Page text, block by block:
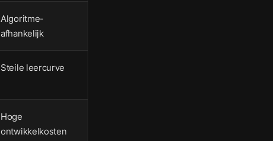
Algoritme-
afhankelijk
Steile leercurve
Hoge
ontwikkelkosten